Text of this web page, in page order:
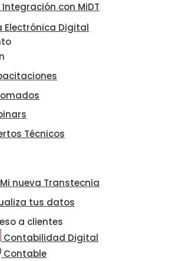
Integración con MiDT
Electrónica Digital
Técnicos
nueva Transtecnia
tus datos
a clientes
Contabilidad Digital
Contable